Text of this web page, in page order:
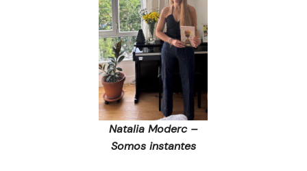
Natalia Moderc –
Somos instantes